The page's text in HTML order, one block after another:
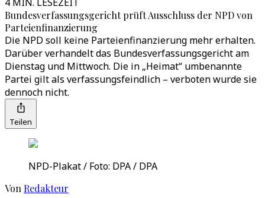
Bundesverfassungsgericht prüft Ausschluss der NPD von
Parteienfinanzierung
Die NPD soll keine Parteienfinanzierung mehr erhalten.
Darüber verhandelt das Bundesverfassungsgericht am
Dienstag und Mittwoch. Die in „Heimat“ umbenannte
Partei gilt als verfassungsfeindlich – verboten wurde sie
dennoch nicht.
Teilen
NPD-Plakat / Foto: DPA / DPA
Von Redakteur